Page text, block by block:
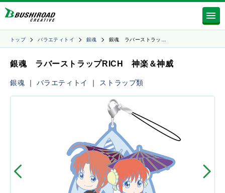
トップ バラエティトイ 銀魂 銀魂 ラバーストラッ…
銀魂 ラバーストラップRICH 神楽＆神威
銀魂 ｜ バラエティトイ ｜ ストラップ類